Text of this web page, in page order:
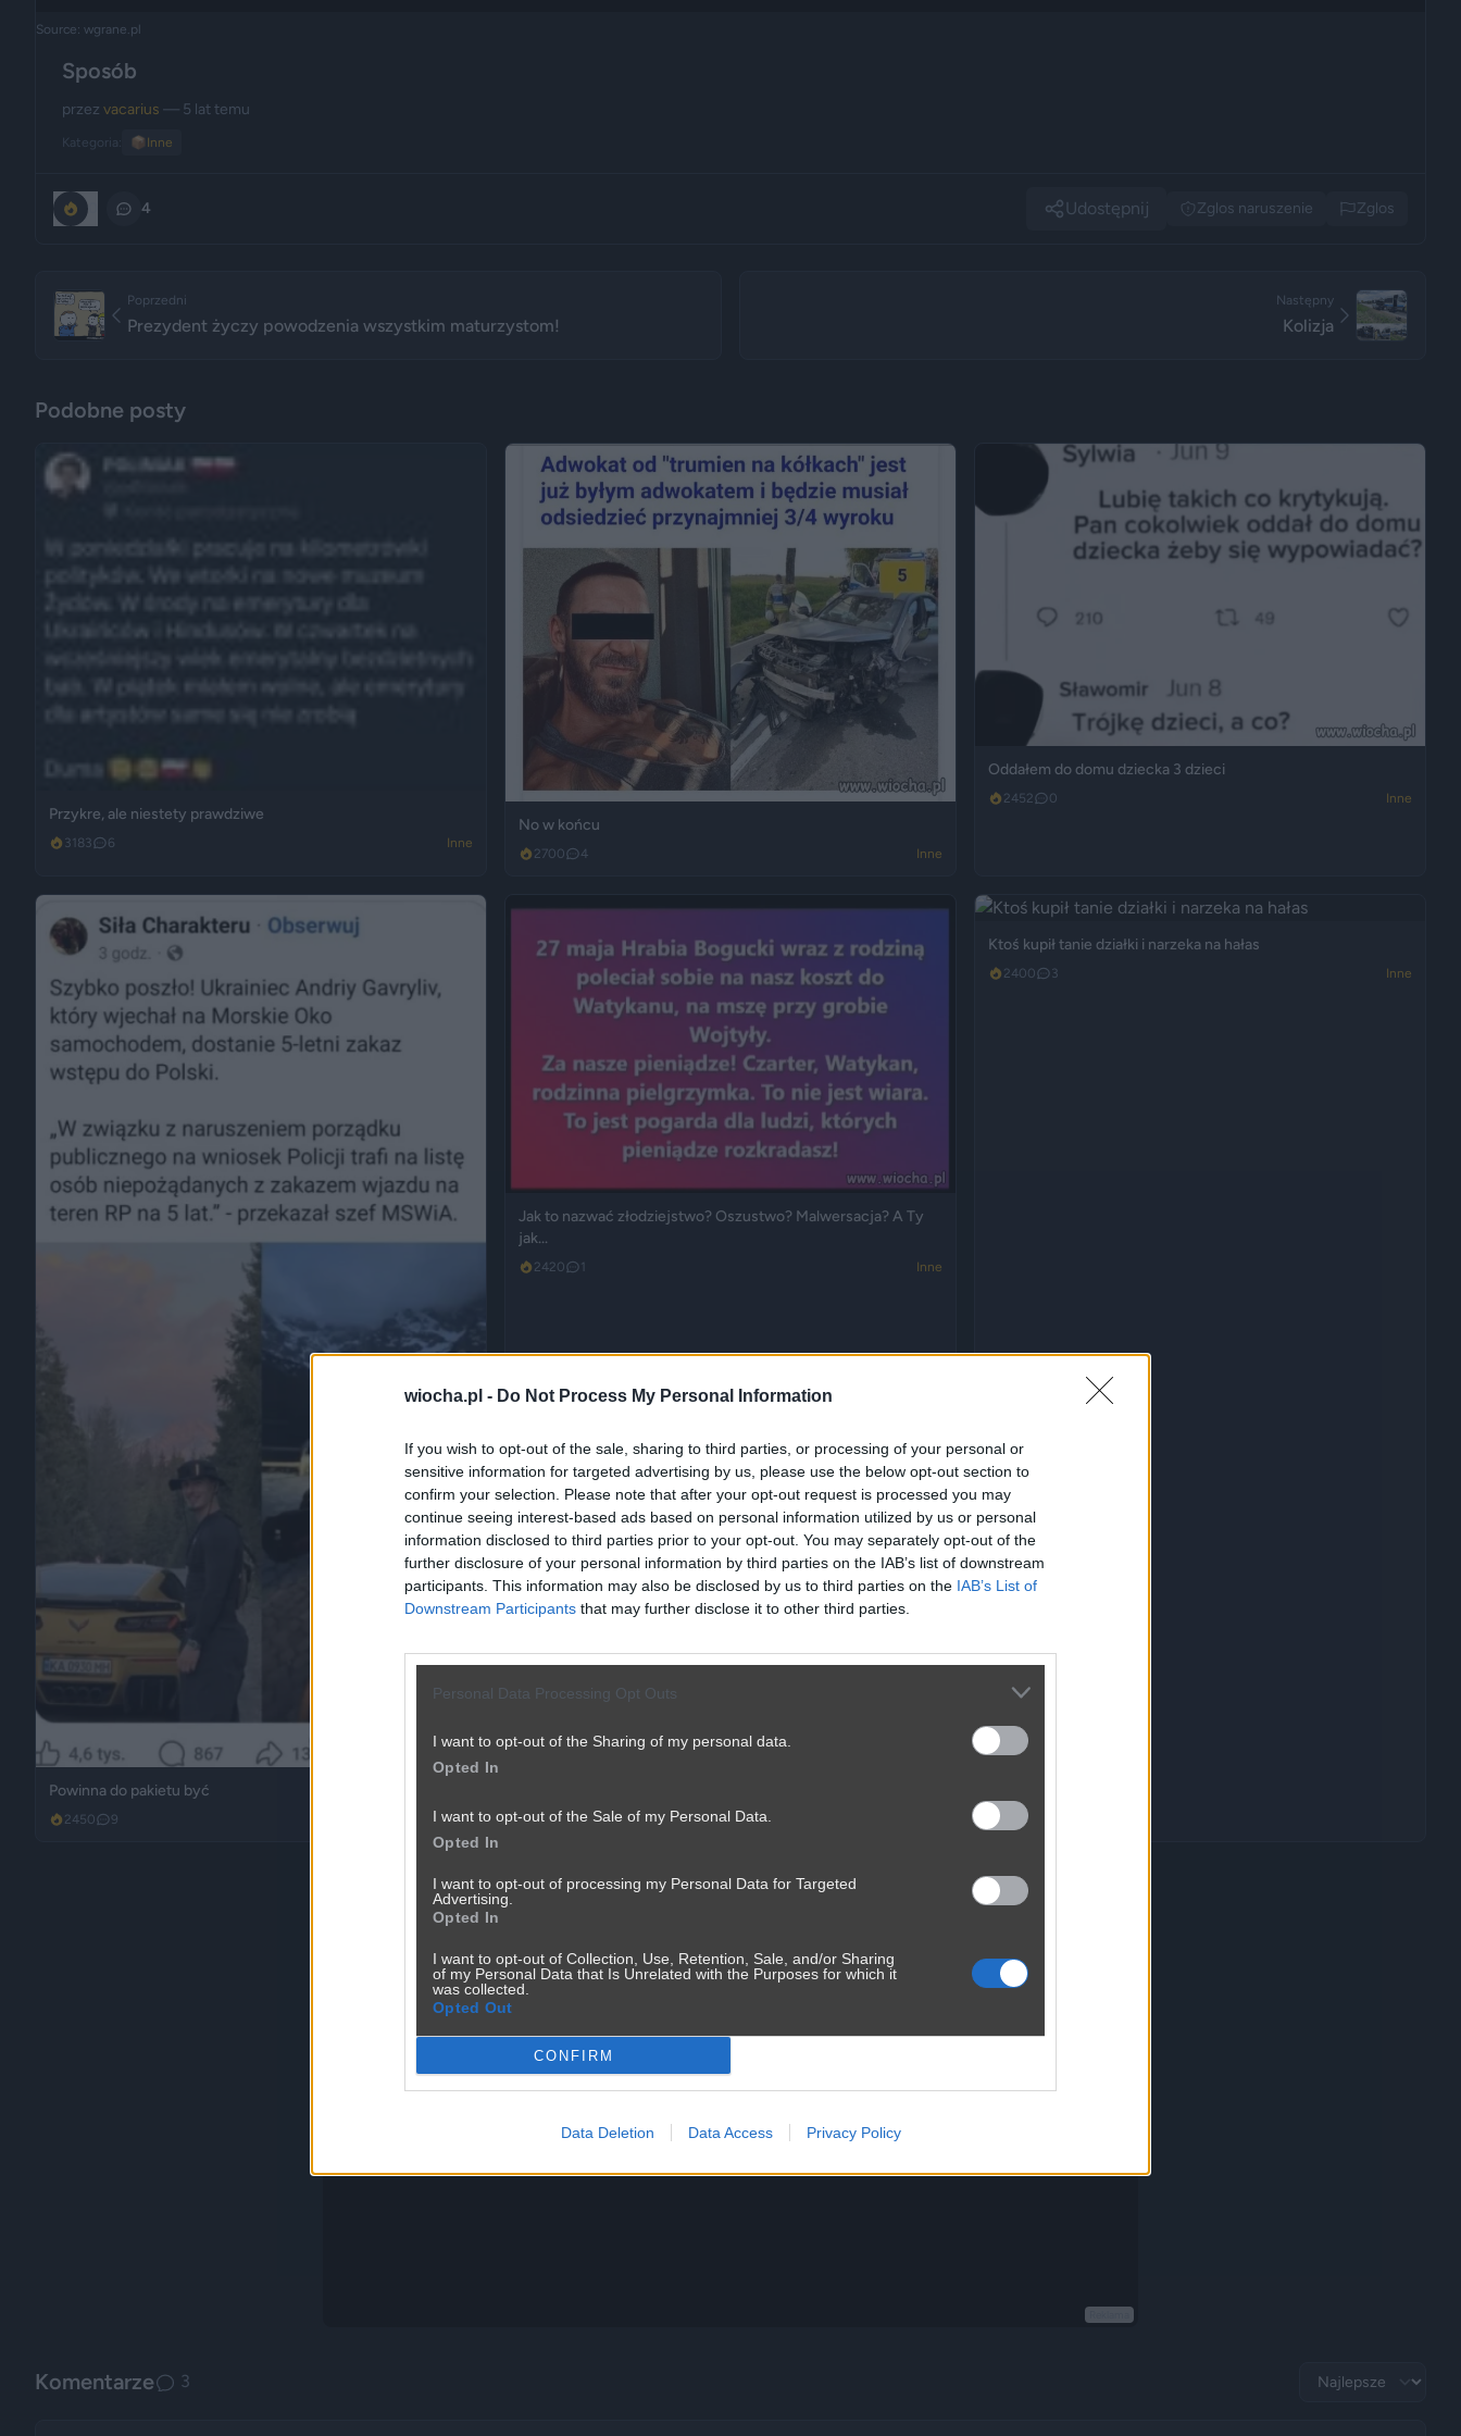
wiocha.pl - Do Not Process My Personal Information
If you wish to opt-out of the sale, sharing to third parties, or processing of your personal or
sensitive information for targeted advertising by us, please use the below opt-out section to
confirm your selection. Please note that after your opt-out request is processed you may
continue seeing interest-based ads based on personal information utilized by us or personal
information disclosed to third parties prior to your opt-out. You may separately opt-out of the
further disclosure of your personal information by third parties on the IAB’s list of downstream
participants. This information may also be disclosed by us to third parties on the IAB’s List of
Downstream Participants that may further disclose it to other third parties.
Personal Data Processing Opt Outs
I want to opt-out of the Sharing of my personal data.
Opted In
I want to opt-out of the Sale of my Personal Data.
Opted In
I want to opt-out of processing my Personal Data for Targeted
Advertising.
Opted In
I want to opt-out of Collection, Use, Retention, Sale, and/or Sharing
of my Personal Data that Is Unrelated with the Purposes for which it
was collected.
Opted Out
CONFIRM
Data Deletion Data Access Privacy Policy
Source: wgrane.pl
Sposób
przez vacarius — 5 lat temu
Kategoria: 📦 Inne
4 Udostępnij Zglos naruszenie Zglos
Poprzedni
Prezydent życzy powodzenia wszystkim maturzystom!
Następny
Kolizja
Podobne posty
Przykre, ale niestety prawdziwe
3183 6 Inne
No w końcu
2700 4 Inne
Oddałem do domu dziecka 3 dzieci
2452 0 Inne
Powinna do pakietu być
2450 9 Inne
Jak to nazwać złodziejstwo? Oszustwo? Malwersacja? A Ty
jak...
2420 1 Inne
Ktoś kupił tanie działki i narzeka na hałas
2400 3 Inne
Komentarze 3